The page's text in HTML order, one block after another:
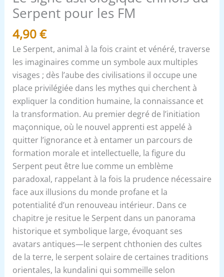
Serpent pour les FM
4,90€
Le Serpent, animal à la fois craint et vénéré, traverse
les imaginaires comme un symbole aux multiples
visages ; dès l’aube des civilisations il occupe une
place privilégiée dans les mythes qui cherchent à
expliquer la condition humaine, la connaissance et
la transformation. Au premier degré de l’initiation
maçonnique, où le nouvel apprenti est appelé à
quitter l’ignorance et à entamer un parcours de
formation morale et intellectuelle, la figure du
Serpent peut être lue comme un emblème
paradoxal, rappelant à la fois la prudence nécessaire
face aux illusions du monde profane et la
potentialité d’un renouveau intérieur. Dans ce
chapitre je resitue le Serpent dans un panorama
historique et symbolique large, évoquant ses
avatars antiques—le serpent chthonien des cultes
de la terre, le serpent solaire de certaines traditions
orientales, la kundalini qui sommeille selon